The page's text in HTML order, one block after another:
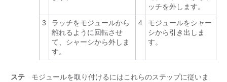
ッチを外します。
3
ラッチをモジュールから
離れるように回転させ
て、シャーシから外しま
す。
4
モジュールをシャー
シから引き出しま
す。
ステ
モジュールを取り付けるにはこれらのステップに従いま